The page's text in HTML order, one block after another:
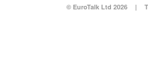
© EuroTalk Ltd 2026 |